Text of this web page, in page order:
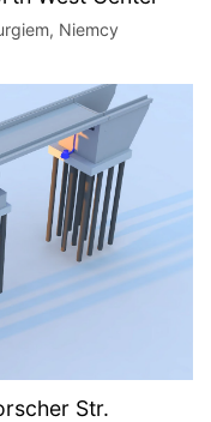
Niemcy
Str.